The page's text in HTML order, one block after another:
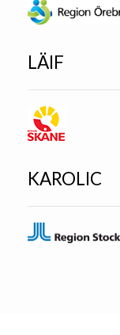
LÄIF
KAROLIC